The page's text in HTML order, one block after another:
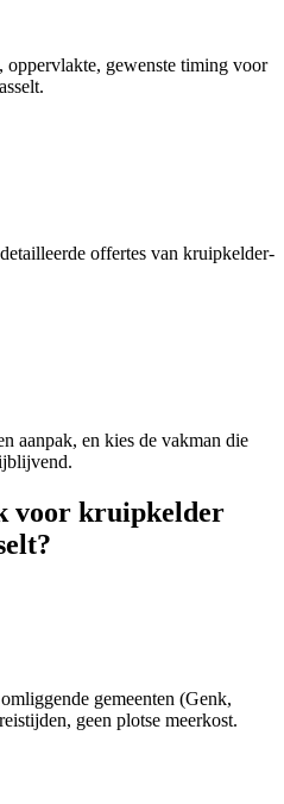
gewenste timing voor
offertes van kruipkelder-
aanpak, en kies de vakman die
voor kruipkelder
?
gemeenten (Genk,
geen plotse meerkost.